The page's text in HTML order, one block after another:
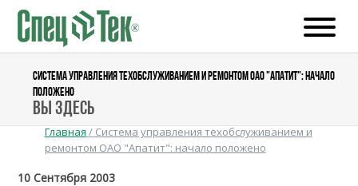
СИСТЕМА УПРАВЛЕНИЯ ТЕХОБСЛУЖИВАНИЕМ И РЕМОНТОМ ОАО "АПАТИТ": НАЧАЛО
ПОЛОЖЕНО
Вы здесь
Главная / Система управления техобслуживанием и
ремонтом ОАО "Апатит": начало положено
10 Сентября 2003